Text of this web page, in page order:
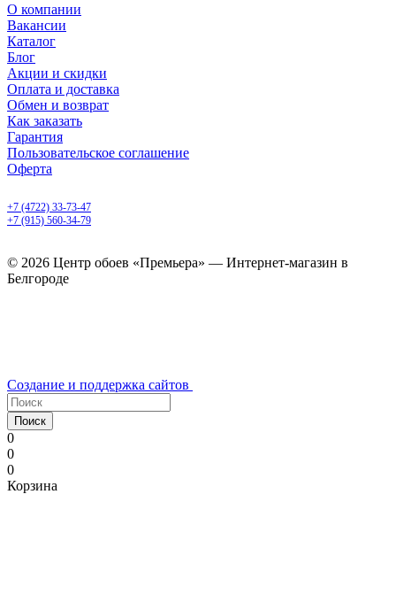
О компании
Вакансии
Каталог
Блог
Акции и скидки
Оплата и доставка
Обмен и возврат
Как заказать
Гарантия
Пользовательское соглашение
Оферта
+7 (4722) 33-73-47
+7 (915) 560-34-79
© 2026 Центр обоев «Премьера» — Интернет-магазин в
Белгороде
Создание и поддержка сайтов
Поиск
0
0
0
Корзина